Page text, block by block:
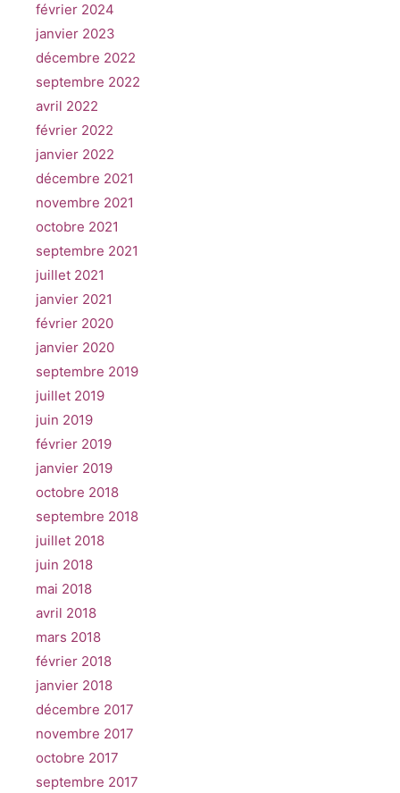
février 2024
janvier 2023
décembre 2022
septembre 2022
avril 2022
février 2022
janvier 2022
décembre 2021
novembre 2021
octobre 2021
septembre 2021
juillet 2021
janvier 2021
février 2020
janvier 2020
septembre 2019
juillet 2019
juin 2019
février 2019
janvier 2019
octobre 2018
septembre 2018
juillet 2018
juin 2018
mai 2018
avril 2018
mars 2018
février 2018
janvier 2018
décembre 2017
novembre 2017
octobre 2017
septembre 2017